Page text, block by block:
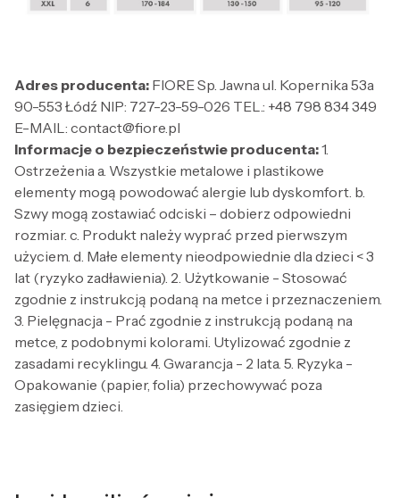
Adres producenta: FIORE Sp. Jawna ul. Kopernika 53a
90-553 Łódź NIP: 727-23-59-026 TEL.: +48 798 834 349
E-MAIL: contact@fiore.pl
Informacje o bezpieczeństwie producenta:1.
Ostrzeżenia a. Wszystkie metalowe i plastikowe
elementy mogą powodować alergie lub dyskomfort. b.
Szwy mogą zostawiać odciski – dobierz odpowiedni
rozmiar. c. Produkt należy wyprać przed pierwszym
użyciem. d. Małe elementy nieodpowiednie dla dzieci < 3
lat (ryzyko zadławienia). 2. Użytkowanie - Stosować
zgodnie z instrukcją podaną na metce i przeznaczeniem.
3. Pielęgnacja - Prać zgodnie z instrukcją podaną na
metce, z podobnymi kolorami. Utylizować zgodnie z
zasadami recyklingu. 4. Gwarancja - 2 lata. 5. Ryzyka -
Opakowanie (papier, folia) przechowywać poza
zasięgiem dzieci.